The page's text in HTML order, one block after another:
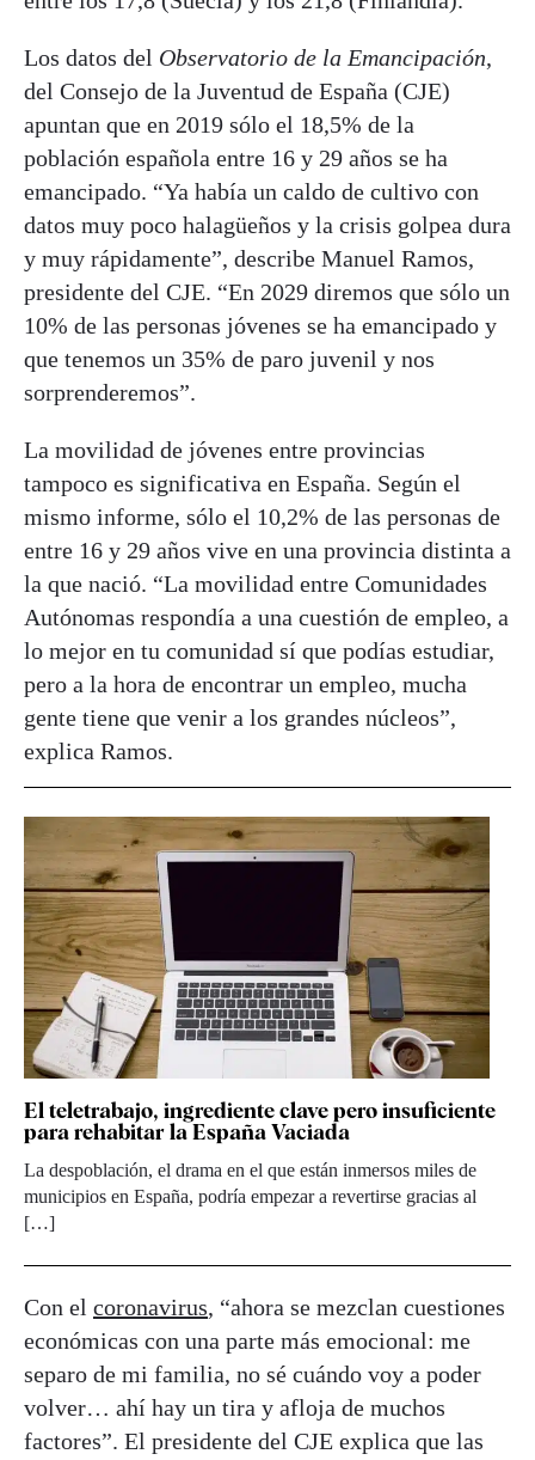
Los datos del Observatorio de la Emancipación,
del Consejo de la Juventud de España (CJE)
apuntan que en 2019 sólo el 18,5% de la
población española entre 16 y 29 años se ha
emancipado. “Ya había un caldo de cultivo con
datos muy poco halagüeños y la crisis golpea dura
y muy rápidamente”, describe Manuel Ramos,
presidente del CJE. “En 2029 diremos que sólo un
10% de las personas jóvenes se ha emancipado y
que tenemos un 35% de paro juvenil y nos
sorprenderemos”.
La movilidad de jóvenes entre provincias
tampoco es significativa en España. Según el
mismo informe, sólo el 10,2% de las personas de
entre 16 y 29 años vive en una provincia distinta a
la que nació. “La movilidad entre Comunidades
Autónomas respondía a una cuestión de empleo, a
lo mejor en tu comunidad sí que podías estudiar,
pero a la hora de encontrar un empleo, mucha
gente tiene que venir a los grandes núcleos”,
explica Ramos.
El teletrabajo, ingrediente clave pero insuficiente
para rehabitar la España Vaciada
La despoblación, el drama en el que están inmersos miles de
municipios en España, podría empezar a revertirse gracias al
[…]
Con el coronavirus, “ahora se mezclan cuestiones
económicas con una parte más emocional: me
separo de mi familia, no sé cuándo voy a poder
volver… ahí hay un tira y afloja de muchos
factores”. El presidente del CJE explica que las